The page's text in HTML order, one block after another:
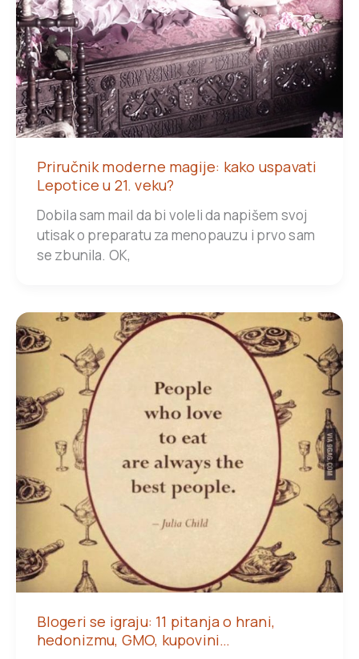
Priručnik moderne magije: kako uspavati
Lepotice u 21. veku?
Dobila sam mail da bi voleli da napišem svoj
utisak o preparatu za menopauzu i prvo sam
se zbunila. OK,
Blogeri se igraju: 11 pitanja o hrani,
hedonizmu, GMO, kupovini…